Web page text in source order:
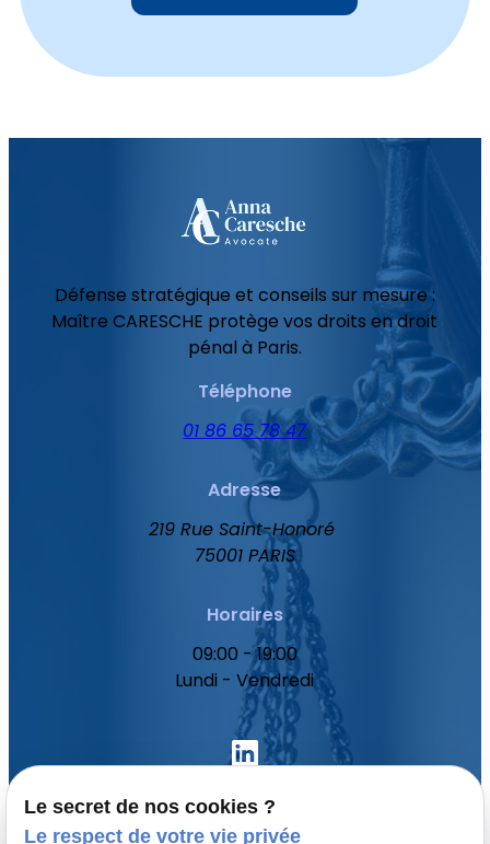
Défense stratégique et conseils sur mesure :
Maître CARESCHE protège vos droits en droit
pénal à Paris.
Téléphone
01 86 65 78 47
Adresse
219 Rue Saint-Honoré
75001 PARIS
Horaires
09:00 - 19:00
Lundi - Vendredi
Le secret de nos cookies ?
Le respect de votre vie privée